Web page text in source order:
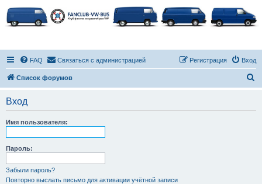
FAQ Связаться с администрацией Вход
Регистрация
Список форумов
Вход
Имя пользователя:
Пароль:
Забыли пароль?
Повторно выслать письмо для активации учётной записи